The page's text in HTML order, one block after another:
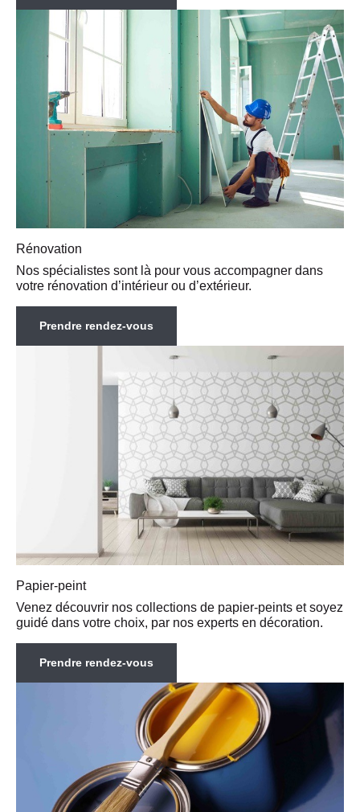
Rénovation
Nos spécialistes sont là pour vous accompagner dans
votre rénovation d’intérieur ou d’extérieur.
Prendre rendez-vous
Papier-peint
Venez découvrir nos collections de papier-peints et soyez
guidé dans votre choix, par nos experts en décoration.
Prendre rendez-vous